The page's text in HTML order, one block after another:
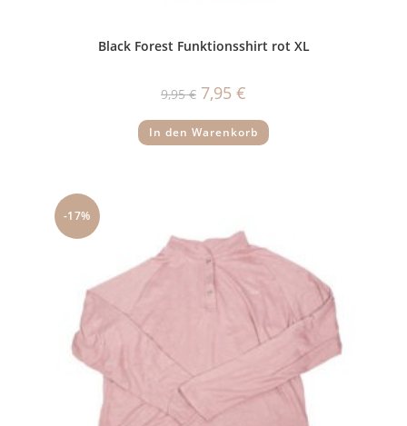
Black Forest Funktionsshirt rot XL
9,95€ Ursprünglicher
Preis
9,95 €
7,95 €
7,95 €.
In den Warenkorb
-17%